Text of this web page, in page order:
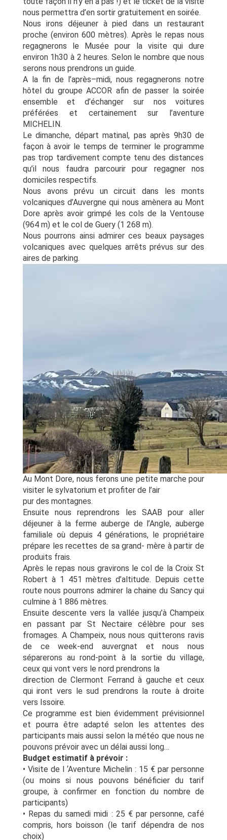
nous permettra d’en sortir gratuitement en soirée.
Nous irons déjeuner à pied dans un restaurant
proche (environ 600 mètres). Après le repasnous
regagnerons le Musée pour la visite qui dure
environ 1h30 à 2 heures. Selon le nombre que nous
serons nous prendrons un guide.
A la fin de l’après–midi, nous regagnerons notre
hôtel du groupe ACCOR afin de passer lasoirée
ensemble et d’échanger sur nos voitures
préférées et certainement sur l’aventure
MICHELIN.
Le dimanche, départ matinal, pas après 9h30 de
façon à avoir le temps de terminer leprogramme
pas trop tardivement compte tenu des distances
qu’il nous faudra parcourir pour regagner nos
domiciles respectifs.
Nous avons prévu un circuit dans les monts
volcaniques d’Auvergne qui nous amènera au Mont
Dore après avoir grimpé les cols de la Ventouse
(964 m) et le col de Guery (1 268 m).
Nous pourrons ainsi admirer ces beaux paysages
volcaniques avec quelques arrêts prévussur des
aires de parking.
Au Mont Dore, nous ferons une petite marche pour
visiter le sylvatorium et profiter de l’air
pur des montagnes.
Ensuite nous reprendrons les SAAB pour aller
déjeuner à la ferme auberge de l’Angle, auberge
familiale où depuis 4 générations, le propriétaire
prépare les recettes de sa grand- mère à partir de
produits frais.
Après le repas nous gravirons le col de la Croix St
Robert à 1 451 mètres d’altitude. Depuis cette
route nous pourrons admirer la chaine du Sancy qui
culmine à 1 886 mètres.
Ensuite descente vers la vallée jusqu’à Champeix
en passant par St Nectaire célèbre pour ses
fromages. A Champeix, nous nous quitterons ravis
de ce week-end auvergnat et nous nous
séparerons au rond-point à la sortie du village,
ceux qui vont vers le nord prendrons la
direction de Clermont Ferrand à gauche et ceux
qui iront vers le sud prendrons la route à droite
vers Issoire.
Ce programme est bien évidemment prévisionnel
et pourra être adapté selon les attentes des
participants mais aussi selon la météo que nous ne
pouvons prévoir avec un délai aussi long…
Budget estimatif à prévoir :
• Visite de l ‘Aventure Michelin : 15 € par personne
(ou moins si nous pouvons bénéficier du tarif
groupe, à confirmer en fonction du nombre de
participants)
• Repas du samedi midi : 25 € par personne, café
compris, hors boisson (le tarif dépendra de nos
choix)